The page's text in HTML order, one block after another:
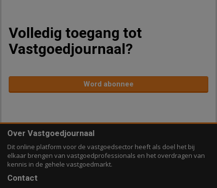
Volledig toegang tot
Vastgoedjournaal?
Word abonnee
Over Vastgoedjournaal
Dit online platform voor de vastgoedsector heeft als doel het bij
elkaar brengen van vastgoedprofessionals en het overdragen van
kennis in de gehele vastgoedmarkt.
Contact